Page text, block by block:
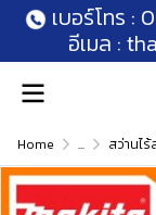
เบอร์โทร :
อีเมล :
Home ... สว่านไร้สา